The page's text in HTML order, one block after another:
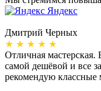
Яндекс
Дмитрий Черных
★ ★ ★ ★ ★
Отличная мастерская.
самой дешёвой и все
рекомендую классные